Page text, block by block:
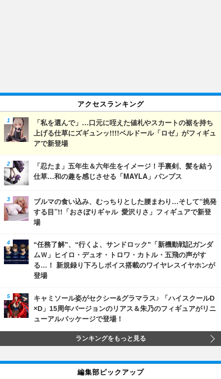
アクセスランキング
「私を選んで」…口元に咥えた値札やスカートの裾を持ち
上げる仕草にズギュンッ!!!!ベルドール「ロゼ」がフィギュ
アで新登場
「忍たま」五年生＆六年生をイメージ！手裏剣、髪を結う
仕草…和の趣を感じさせる「MAYLA」パンプス
ブルマの食い込み、むっちりとした腰まわり…そして“挑発
する目”!!「おさぼりギャル 愛沢りさ」フィギュアで新登
場
“任務了解”、“行くよ、サンドロック”「新機動戦記ガンダ
ムＷ」ヒイロ・デュオ・トロワ・カトル・五飛の声がす
る…！ 新規録り下ろしボイス搭載のワイヤレスイヤホンが
登場
キャミソール姿がセクシー&グラマラス♪ 「ハイスクールD
×D」15周年バージョンのリアス＆朱乃のフィギュアがリニ
ューアルパッケージで登場！
ランキングをもっと見る
編集部ピックアップ